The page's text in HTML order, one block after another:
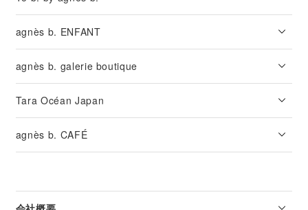
agnès b. ENFANT
agnès b. galerie boutique
Tara Océan Japan
agnès b. CAFÉ